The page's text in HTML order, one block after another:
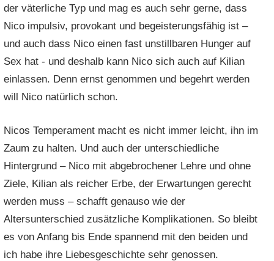
der väterliche Typ und mag es auch sehr gerne, dass
Nico impulsiv, provokant und begeisterungsfähig ist –
und auch dass Nico einen fast unstillbaren Hunger auf
Sex hat - und deshalb kann Nico sich auch auf Kilian
einlassen. Denn ernst genommen und begehrt werden
will Nico natürlich schon.
Nicos Temperament macht es nicht immer leicht, ihn im
Zaum zu halten. Und auch der unterschiedliche
Hintergrund – Nico mit abgebrochener Lehre und ohne
Ziele, Kilian als reicher Erbe, der Erwartungen gerecht
werden muss – schafft genauso wie der
Altersunterschied zusätzliche Komplikationen. So bleibt
es von Anfang bis Ende spannend mit den beiden und
ich habe ihre Liebesgeschichte sehr genossen.